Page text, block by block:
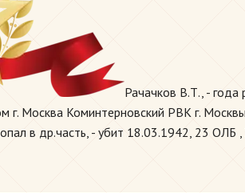
Рачачков В.Т., - года
г. Москва Коминтерновский РВК г.
в др.часть, - убит 18.03.1942, 23 ОЛБ ,